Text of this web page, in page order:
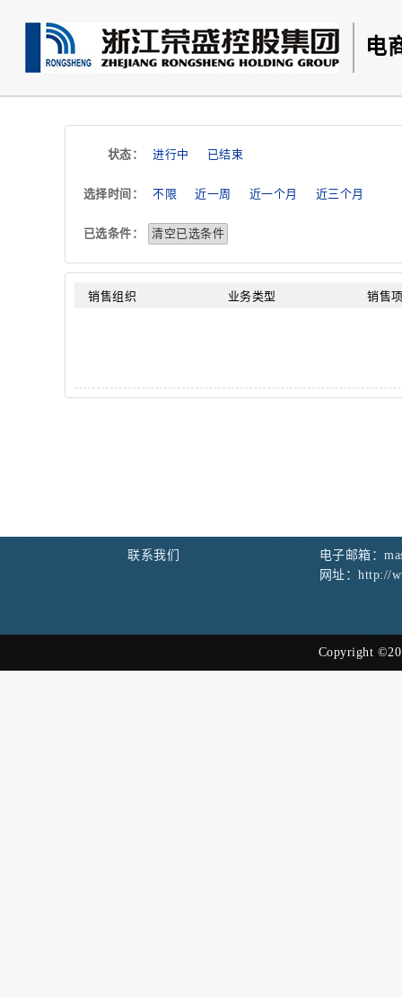
电
状态： 进行中 已结束
选择时间： 不限 近一周 近一个月 近三个月
已选条件： 清空已选条件
销售组织 业务类型 销售
联系我们
电子邮箱：
网址：http://
Copyright